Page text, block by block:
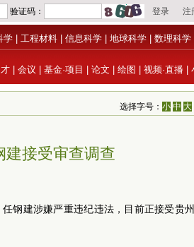
学 工程材料 信息科学 地球科学 数理科学
会议 基金·项目 论文 绘图 视频·直播
选择字号：小 中 大
建接受审查调查
钢建涉嫌严重违纪违法，目前正接受贵州